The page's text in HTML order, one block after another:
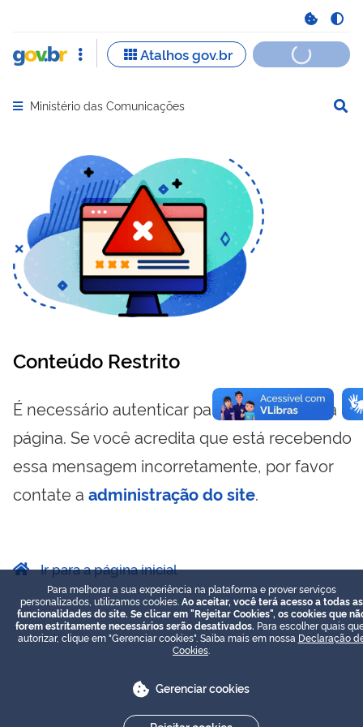
Abrir menu principal de navegação
Ministério das Comunicações
Conteúdo Restrito
É necessário autenticar para visualizar essa
página. Se você acredita que está recebendo
essa mensagem incorretamente, por favor
contate a administração do site.
Ir para a página inicial
Para melhorar a sua experiência na plataforma e prover serviços
personalizados, utilizamos cookies. Ao aceitar, você terá acesso a todas as
funcionalidades do site. Se clicar em "Rejeitar Cookies", os cookies que
forem estritamente necessários serão desativados. Para escolher quais
autorizar, clique em "Gerenciar cookies". Saiba mais em nossa Declaração
Cookies
Gerenciar cookies